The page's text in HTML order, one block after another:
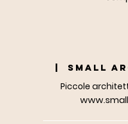
| SMALL
Piccole